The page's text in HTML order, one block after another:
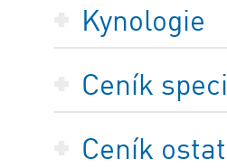
Kynologie
Ceník
Ceník